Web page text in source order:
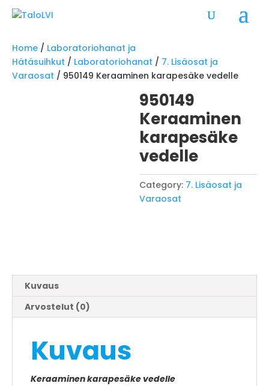
Home / Laboratoriohanat ja
Hätäsuihkut / Laboratoriohanat / 7. Lisäosat ja
Varaosat / 950149 Keraaminen karapesäke vedelle
950149
Keraaminen
karapesäke
vedelle
Category: 7. Lisäosat ja
Varaosat
Kuvaus
Arvostelut (0)
Kuvaus
Keraaminen karapesäke vedelle